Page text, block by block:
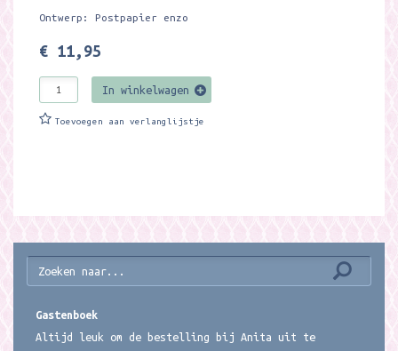
Ontwerp: Postpapier enzo
€ 11,95
In winkelwagen
Toevoegen aan verlanglijstje
Gastenboek
Altijd leuk om de bestelling bij Anita uit te